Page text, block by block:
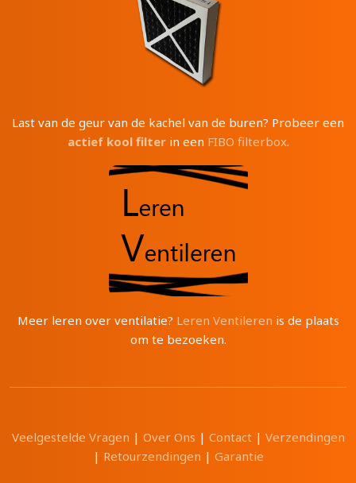
Last van de geur van de kachel van de buren? Probeer een
actief kool filterin een FIBO filterbox.
Meer leren over ventilatie? Leren Ventileren is de plaats
om te bezoeken.
Veelgestelde Vragen | Over Ons | Contact| Verzendingen
| Retourzendingen | Garantie